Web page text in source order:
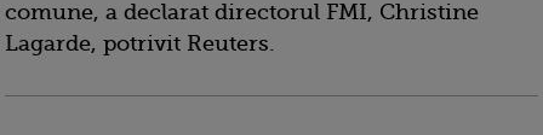
comune, a declarat directorul FMI, Christine
Lagarde, potrivit Reuters.